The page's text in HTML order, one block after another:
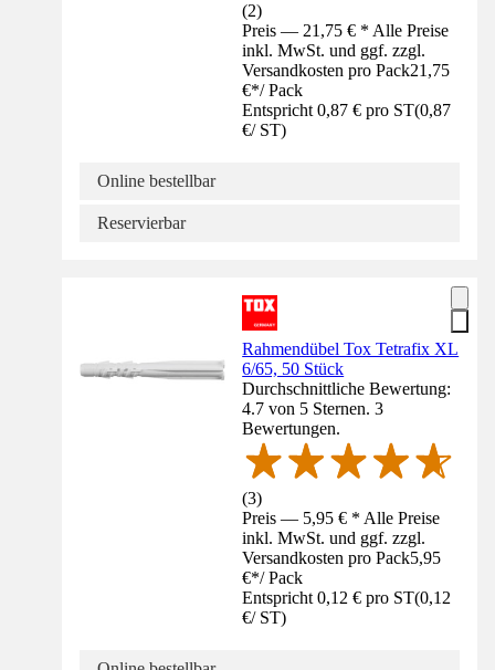
(2)
Preis — 21,75 € * Alle Preise
inkl. MwSt. und ggf. zzgl.
Versandkosten pro Pack21,75
€*/ Pack
Entspricht 0,87 € pro ST(0,87
€/ ST)
Online bestellbar
Reservierbar
Rahmendübel Tox Tetrafix XL
6/65, 50 Stück
Durchschnittliche Bewertung:
4.7 von 5 Sternen. 3
Bewertungen.
(3)
Preis — 5,95 € * Alle Preise
inkl. MwSt. und ggf. zzgl.
Versandkosten pro Pack5,95
€*/ Pack
Entspricht 0,12 € pro ST(0,12
€/ ST)